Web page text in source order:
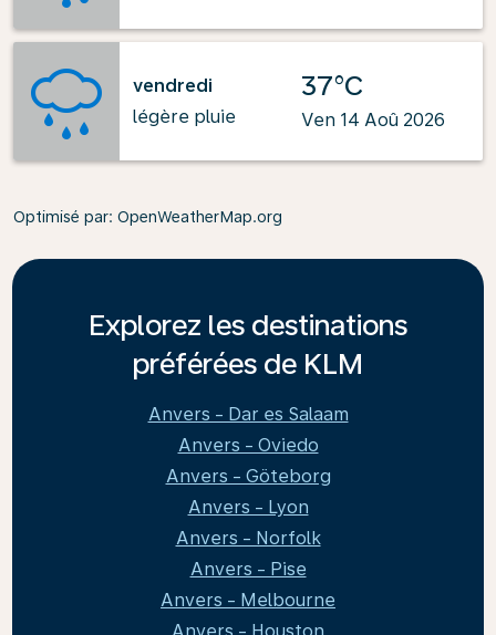
vendredi
légère pluie
37°C
Ven 14 Aoû 2026
Optimisé par: OpenWeatherMap.org
Explorez les destinations
préférées de KLM
Anvers - Dar es Salaam
Anvers - Oviedo
Anvers - Göteborg
Anvers - Lyon
Anvers - Norfolk
Anvers - Pise
Anvers - Melbourne